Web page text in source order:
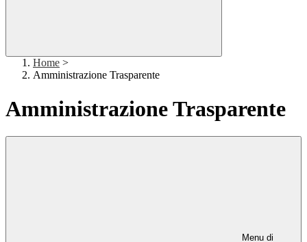
Home >
Amministrazione Trasparente
Amministrazione Trasparente
Menu di